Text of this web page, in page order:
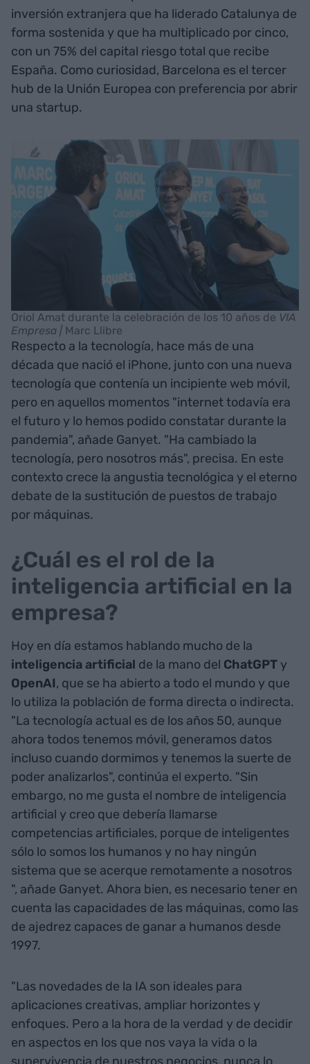
inversión extranjera que ha liderado Catalunya de
forma sostenida y que ha multiplicado por cinco,
con un 75% del capital riesgo total que recibe
España. Como curiosidad, Barcelona es el tercer
hub de la Unión Europea con preferencia por abrir
una startup.
Oriol Amat durante la celebración de los 10 años de VIA
Empresa | Marc Llibre
Respecto a la tecnología, hace más de una
década que nació el iPhone, junto con una nueva
tecnología que contenía un incipiente web móvil,
pero en aquellos momentos "internet todavía era
el futuro y lo hemos podido constatar durante la
pandemia", añade Ganyet. "Ha cambiado la
tecnología, pero nosotros más", precisa. En este
contexto crece la angustia tecnológica y el eterno
debate de la sustitución de puestos de trabajo
por máquinas.
¿Cuál es el rol de la
inteligencia artificial en la
empresa?
Hoy en día estamos hablando mucho de la
inteligencia artificial de la mano del ChatGPT y
OpenAI, que se ha abierto a todo el mundo y que
lo utiliza la población de forma directa o indirecta.
"La tecnología actual es de los años 50, aunque
ahora todos tenemos móvil, generamos datos
incluso cuando dormimos y tenemos la suerte de
poder analizarlos", continúa el experto. "Sin
embargo, no me gusta el nombre de inteligencia
artificial y creo que debería llamarse
competencias artificiales, porque de inteligentes
sólo lo somos los humanos y no hay ningún
sistema que se acerque remotamente a nosotros
", añade Ganyet. Ahora bien, es necesario tener en
cuenta las capacidades de las máquinas, como las
de ajedrez capaces de ganar a humanos desde
1997.
"Las novedades de la IA son ideales para
aplicaciones creativas, ampliar horizontes y
enfoques. Pero a la hora de la verdad y de decidir
en aspectos en los que nos vaya la vida o la